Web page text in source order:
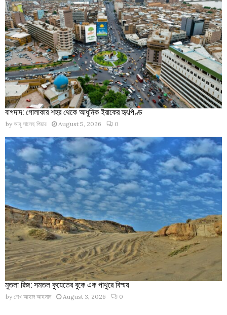
বাগদাদ: গোলাকার শহর থেকে আধুনিক ইরাকের হৃৎপিণ্ড
by আবু সালেহ পিয়ার August 5, 2026 0
মুতলা রিজ: সমতল কুয়েতের বুকে এক পাথুরে বিস্ময়
by শেখ আহাদ আহসান August 3, 2026 0